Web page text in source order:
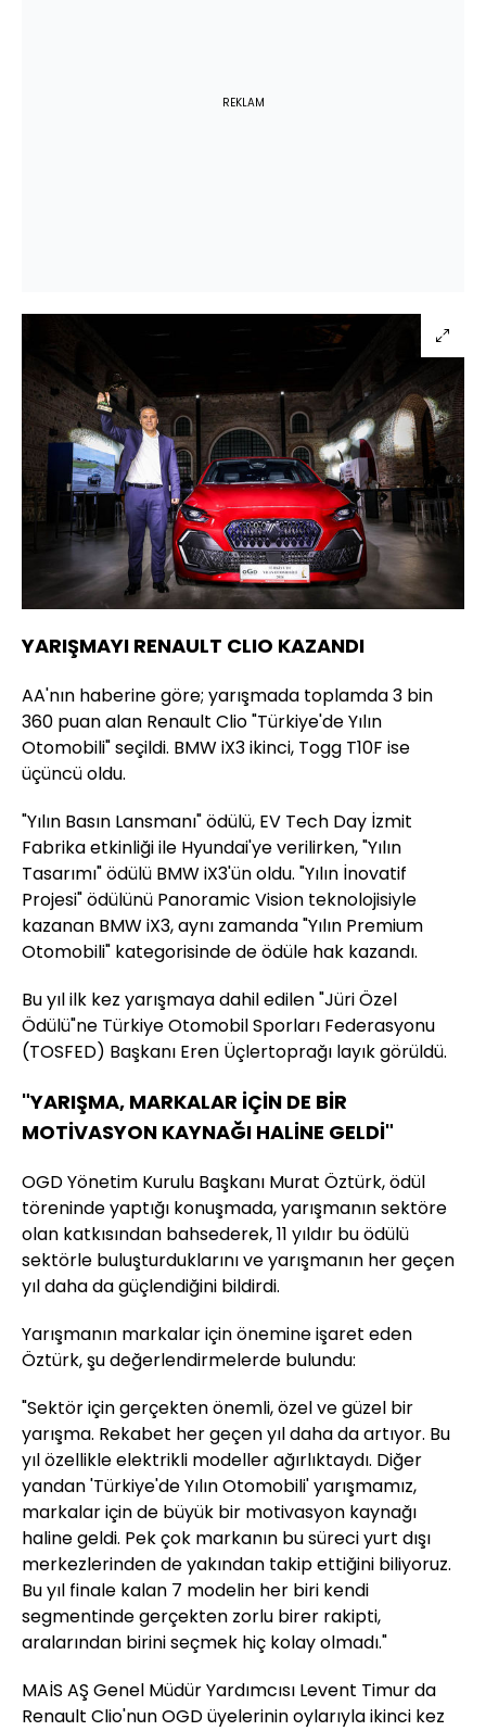
REKLAM
YARIŞMAYI RENAULT CLIO KAZANDI
AA'nın haberine göre; yarışmada toplamda 3 bin
360 puan alan Renault Clio "Türkiye'de Yılın
Otomobili" seçildi. BMW iX3 ikinci, Togg T10F ise
üçüncü oldu.
"Yılın Basın Lansmanı" ödülü, EV Tech Day İzmit
Fabrika etkinliği ile Hyundai'ye verilirken, "Yılın
Tasarımı" ödülü BMW iX3'ün oldu. "Yılın İnovatif
Projesi" ödülünü Panoramic Vision teknolojisiyle
kazanan BMW iX3, aynı zamanda "Yılın Premium
Otomobili" kategorisinde de ödüle hak kazandı.
Bu yıl ilk kez yarışmaya dahil edilen "Jüri Özel
Ödülü"ne Türkiye Otomobil Sporları Federasyonu
(TOSFED) Başkanı Eren Üçlertoprağı layık görüldü.
"YARIŞMA, MARKALAR İÇİN DE BİR
MOTİVASYON KAYNAĞI HALİNE GELDİ"
OGD Yönetim Kurulu Başkanı Murat Öztürk, ödül
töreninde yaptığı konuşmada, yarışmanın sektöre
olan katkısından bahsederek, 11 yıldır bu ödülü
sektörle buluşturduklarını ve yarışmanın her geçen
yıl daha da güçlendiğini bildirdi.
Yarışmanın markalar için önemine işaret eden
Öztürk, şu değerlendirmelerde bulundu:
"Sektör için gerçekten önemli, özel ve güzel bir
yarışma. Rekabet her geçen yıl daha da artıyor. Bu
yıl özellikle elektrikli modeller ağırlıktaydı. Diğer
yandan 'Türkiye'de Yılın Otomobili' yarışmamız,
markalar için de büyük bir motivasyon kaynağı
haline geldi. Pek çok markanın bu süreci yurt dışı
merkezlerinden de yakından takip ettiğini biliyoruz.
Bu yıl finale kalan 7 modelin her biri kendi
segmentinde gerçekten zorlu birer rakipti,
aralarından birini seçmek hiç kolay olmadı."
MAİS AŞ Genel Müdür Yardımcısı Levent Timur da
Renault Clio'nun OGD üyelerinin oylarıyla ikinci kez